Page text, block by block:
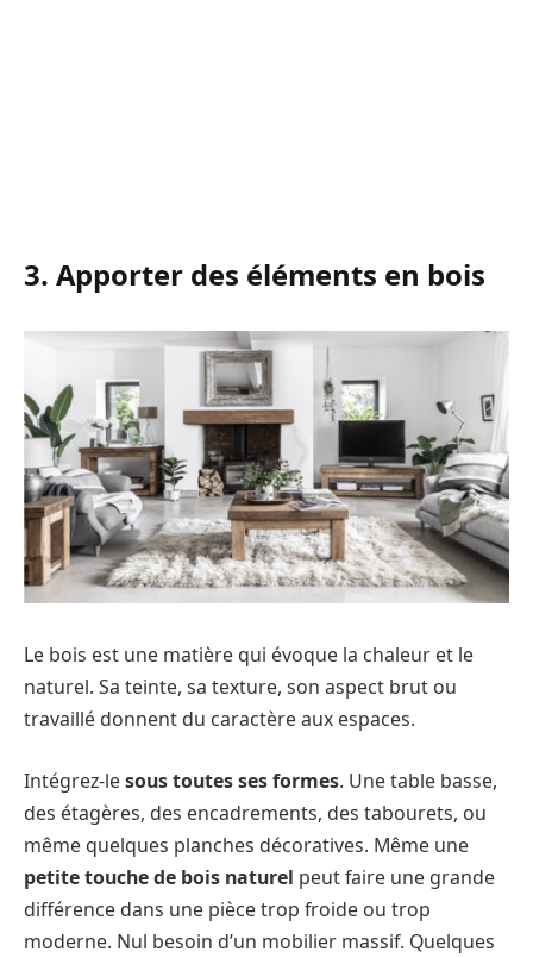
3. Apporter des éléments en bois
Le bois est une matière qui évoque la chaleur et le
naturel. Sa teinte, sa texture, son aspect brut ou
travaillé donnent du caractère aux espaces.
Intégrez-lesous toutes ses formes. Une table basse,
des étagères, des encadrements, des tabourets, ou
même quelques planches décoratives. Même une
petite touche de bois naturel peut faire une grande
différence dans une pièce trop froide ou trop
moderne. Nul besoin d’un mobilier massif. Quelques